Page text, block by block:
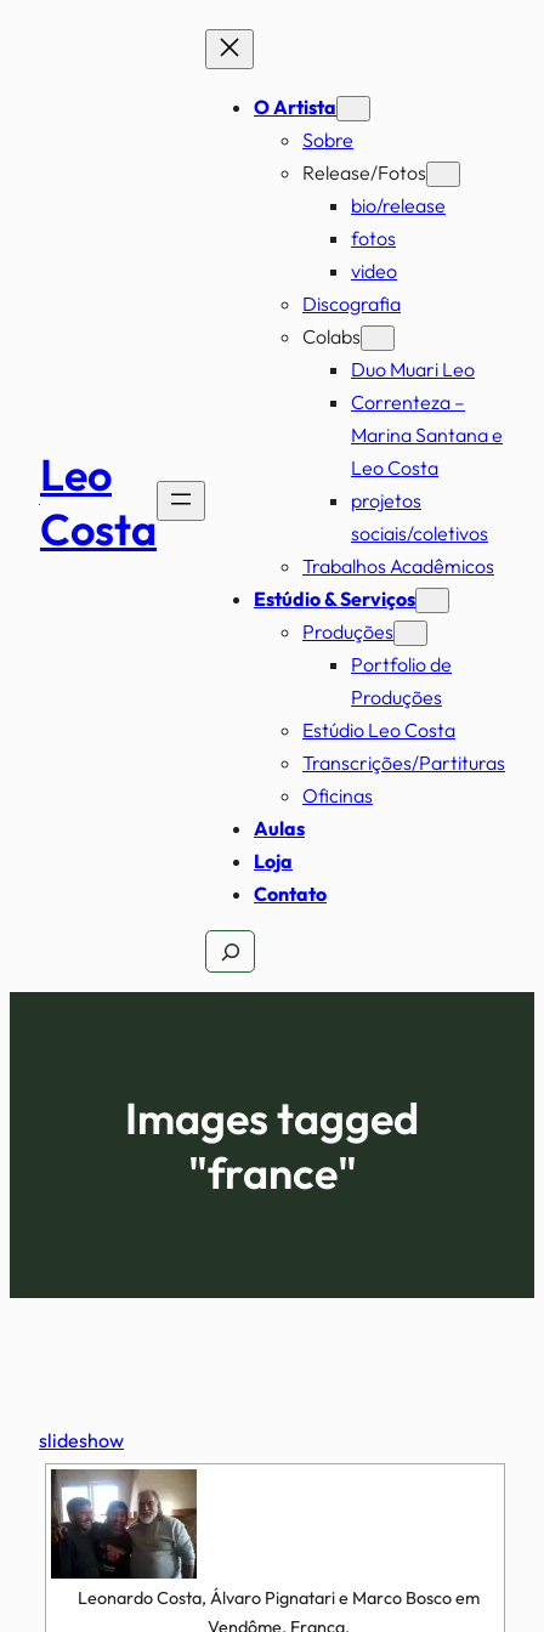
Leo
Costa
O Artista
Sobre
Release/Fotos
bio/release
fotos
video
Discografia
Colabs
Duo Muari Leo
Correnteza –
Marina Santana e
Leo Costa
projetos
sociais/coletivos
Trabalhos Acadêmicos
Estúdio & Serviços
Produções
Portfolio de
Produções
Estúdio Leo Costa
Transcrições/Partituras
Oficinas
Aulas
Loja
Contato
Pesquisar
Images tagged
"france"
slideshow
Leonardo Costa, Álvaro Pignatari e Marco Bosco em
Vendôme, França.